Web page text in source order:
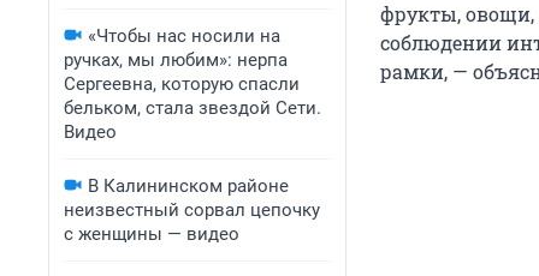
«Чтобы нас носили на
ручках, мы любим»: нерпа
Сергеевна, которую спасли
бельком, стала звездой Сети.
Видео
В Калининском районе
неизвестный сорвал цепочку
с женщины — видео
фрукты, овощи,
соблюдении
рамки, —